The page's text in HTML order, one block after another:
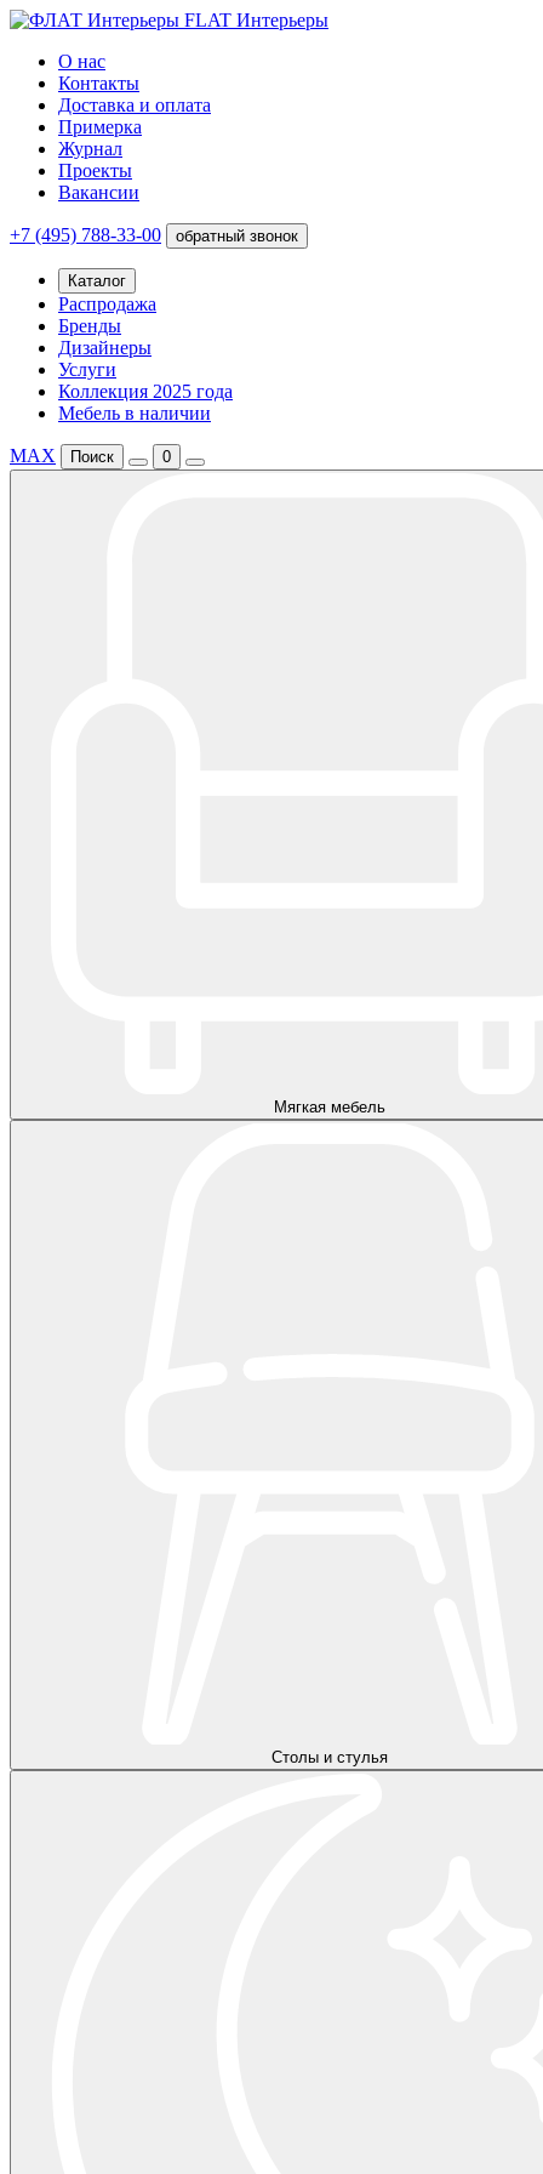
FLAT Интерьеры
О нас
Контакты
Доставка и оплата
Примерка
Журнал
Проекты
Вакансии
+7 (495) 788-33-00 обратный звонок
Каталог
Распродажа
Бренды
Дизайнеры
Услуги
Коллекция 2025 года
Мебель в наличии
MAX Поиск 0
Мягкая мебель
Столы и стулья